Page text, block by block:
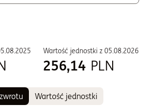
Wartość jednostki z 05.08.2026
256,14 PLN
Wartość jednostki